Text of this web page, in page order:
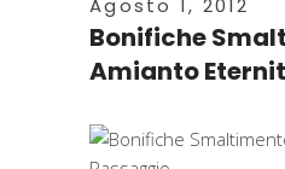
Agosto 1, 2012
Bonifiche
Amianto